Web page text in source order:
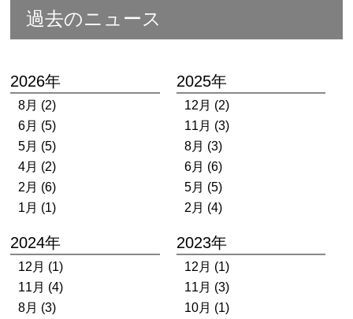
過去のニュース
2026年
8月 (2)
6月 (5)
5月 (5)
4月 (2)
2月 (6)
1月 (1)
2025年
12月 (2)
11月 (3)
8月 (3)
6月 (6)
5月 (5)
2月 (4)
2024年
12月 (1)
11月 (4)
8月 (3)
2023年
12月 (1)
11月 (3)
10月 (1)